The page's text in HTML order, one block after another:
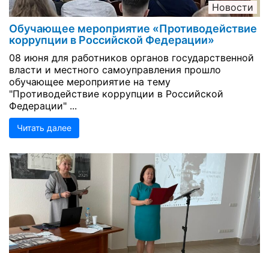
Новости
Обучающее мероприятие «Противодействие
коррупции в Российской Федерации»
08 июня для работников органов государственной
власти и местного самоуправления прошло
обучающее мероприятие на тему
"Противодействие коррупции в Российской
Федерации" ...
Читать далее